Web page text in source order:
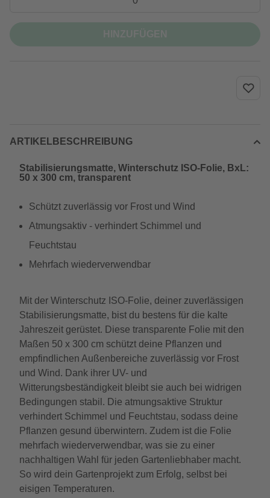
ARTIKELBESCHREIBUNG
Stabilisierungsmatte, Winterschutz ISO-Folie, BxL:
50 x 300 cm, transparent
Schützt zuverlässig vor Frost und Wind
Atmungsaktiv - verhindert Schimmel und
Feuchtstau
Mehrfach wiederverwendbar
Mit der Winterschutz ISO-Folie, deiner zuverlässigen
Stabilisierungsmatte, bist du bestens für die kalte
Jahreszeit gerüstet. Diese transparente Folie mit den
Maßen 50 x 300 cm schützt deine Pflanzen und
empfindlichen Außenbereiche zuverlässig vor Frost
und Wind. Dank ihrer UV- und
Witterungsbeständigkeit bleibt sie auch bei widrigen
Bedingungen stabil. Die atmungsaktive Struktur
verhindert Schimmel und Feuchtstau, sodass deine
Pflanzen gesund überwintern. Zudem ist die Folie
mehrfach wiederverwendbar, was sie zu einer
nachhaltigen Wahl für jeden Gartenliebhaber macht.
So wird dein Gartenprojekt zum Erfolg, selbst bei
eisigen Temperaturen.